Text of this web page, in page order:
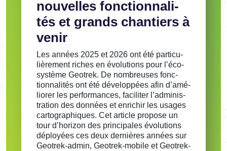
nouvelles fonc­tion­na­li­
tés et grands chan­tiers à
venir
Les années 2025 et 2026 ont été parti­cu­
liè­re­ment riches en évolu­tions pour l’éco­
sys­tème Geotrek. De nombreuses fonc­
tion­na­li­tés ont été déve­lop­pées afin d’amé­
lio­rer les perfor­mances, faci­li­ter l’ad­mi­nis­
tra­tion des données et enri­chir les usages
carto­gra­phiques. Cet article propose un
tour d’ho­ri­zon des prin­ci­pales évolu­tions
déployées ces deux dernières années sur
Geotrek-admin, Geotrek-mobile et Geotrek-